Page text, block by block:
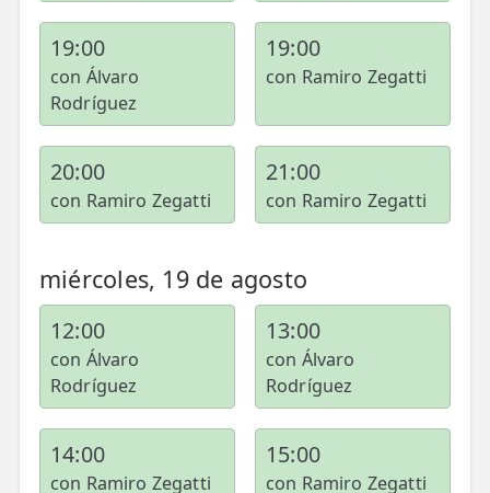
19:00
con Álvaro
Rodríguez
19:00
con Ramiro Zegatti
20:00
con Ramiro Zegatti
21:00
con Ramiro Zegatti
miércoles, 19 de agosto
12:00
con Álvaro
Rodríguez
13:00
con Álvaro
Rodríguez
14:00
con Ramiro Zegatti
15:00
con Ramiro Zegatti